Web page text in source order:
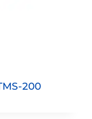
200